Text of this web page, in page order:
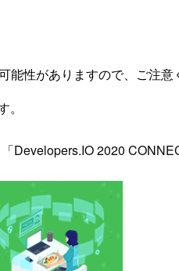
性がありますので、ご注意
2020